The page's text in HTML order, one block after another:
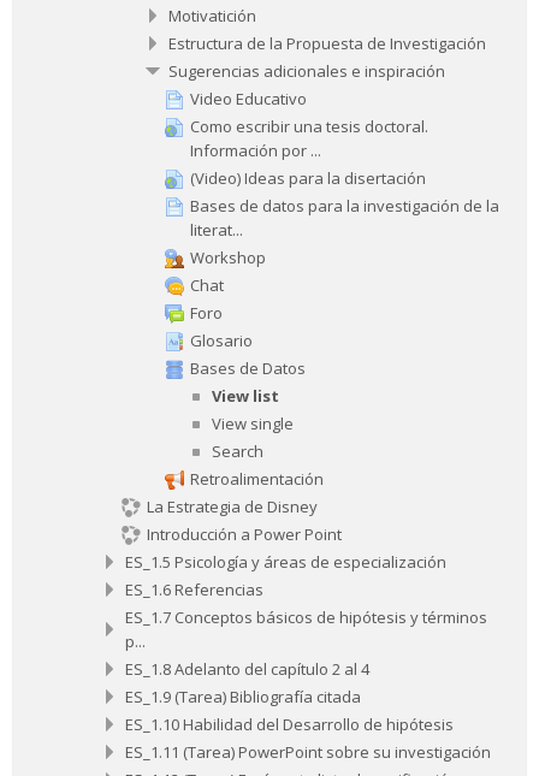
Motivatición
Estructura de la Propuesta de Investigación
Sugerencias adicionales e inspiración
Video Educativo
Como escribir una tesis doctoral.
Información por ...
(Video) Ideas para la disertación
Bases de datos para la investigación de la
literat...
Workshop
Chat
Foro
Glosario
Bases de Datos
View list
View single
Search
Retroalimentación
La Estrategia de Disney
Introducción a Power Point
ES_1.5 Psicología y áreas de especialización
ES_1.6 Referencias
ES_1.7 Conceptos básicos de hipótesis y términos
p...
ES_1.8 Adelanto del capítulo 2 al 4
ES_1.9 (Tarea) Bibliografía citada
ES_1.10 Habilidad del Desarrollo de hipótesis
ES_1.11 (Tarea) PowerPoint sobre su investigación